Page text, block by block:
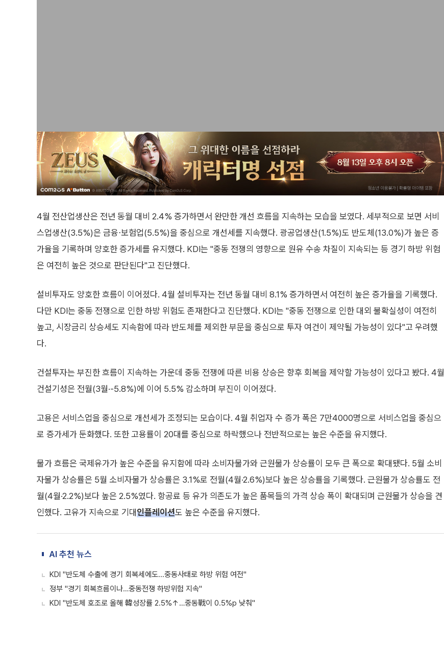
4월 전산업생산은 전년 동월 대비 2.4% 증가하면서 완만한 개선 흐름을 지속하는 모습을 보였다. 세부적으로 보면 서비
스업생산(3.5%)은 금융⋅보험업(5.5%)을 중심으로 개선세를 지속했다. 광공업생산(1.5%)도 반도체(13.0%)가 높은 증
가율을 기록하며 양호한 증가세를 유지했다. KDI는 "중동 전쟁의 영향으로 원유 수송 차질이 지속되는 등 경기 하방 위험
은 여전히 높은 것으로 판단된다"고 진단했다.
설비투자도 양호한 흐름이 이어졌다. 4월 설비투자는 전년 동월 대비 8.1% 증가하면서 여전히 높은 증가율을 기록했다.
다만 KDI는 중동 전쟁으로 인한 하방 위험도 존재한다고 진단했다. KDI는 "중동 전쟁으로 인한 대외 불확실성이 여전히
높고, 시장금리 상승세도 지속함에 따라 반도체를 제외한 부문을 중심으로 투자 여건이 제약될 가능성이 있다"고 우려했
다.
건설투자는 부진한 흐름이 지속하는 가운데 중동 전쟁에 따른 비용 상승은 향후 회복을 제약할 가능성이 있다고 봤다. 4월
건설기성은 전월(3월·-5.8%)에 이어 5.5% 감소하며 부진이 이어졌다.
고용은 서비스업을 중심으로 개선세가 조정되는 모습이다. 4월 취업자 수 증가 폭은 7만4000명으로 서비스업을 중심으
로 증가세가 둔화했다. 또한 고용률이 20대를 중심으로 하락했으나 전반적으로는 높은 수준을 유지했다.
물가 흐름은 국제유가가 높은 수준을 유지함에 따라 소비자물가와 근원물가 상승률이 모두 큰 폭으로 확대됐다. 5월 소비
자물가 상승률은 5월 소비자물가 상승률은 3.1%로 전월(4월·2.6%)보다 높은 상승률을 기록했다. 근원물가 상승률도 전
월(4월·2.2%)보다 높은 2.5%였다. 항공료 등 유가 의존도가 높은 품목들의 가격 상승 폭이 확대되며 근원물가 상승을 견
인했다. 고유가 지속으로 기대인플레이션도 높은 수준을 유지했다.
AI 추천 뉴스
KDI "반도체 수출에 경기 회복세에도...중동사태로 하방 위험 여전"
정부 "경기 회복흐름이나…중동전쟁 하방위험 지속"
KDI "반도체 호조로 올해 韓성장률 2.5%↑…중동戰이 0.5%p 낮춰"